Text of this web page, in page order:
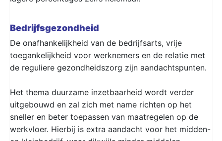
Bedrijfsgezondheid
De onafhankelijkheid van de bedrijfsarts, vrije
toegankelijkheid voor werknemers en de relatie met
de reguliere gezondheidszorg zijn aandachtspunten.
Het thema duurzame inzetbaarheid wordt verder
uitgebouwd en zal zich met name richten op het
sneller en beter toepassen van maatregelen op de
werkvloer. Hierbij is extra aandacht voor het midden-